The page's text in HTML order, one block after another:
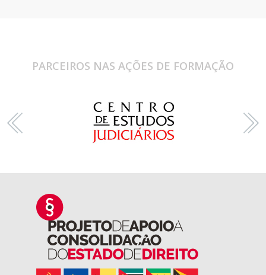
PARCEIROS NAS AÇÕES DE FORMAÇÃO